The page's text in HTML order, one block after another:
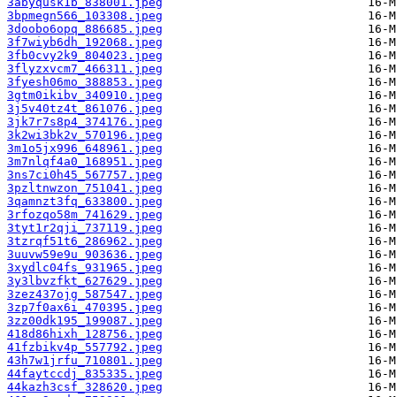
3bpmegn566_103308.jpeg
3doobo6opq_886685.jpeg
3f7wiyb6dh_192068.jpeg
3fb0cvy2k9_804023.jpeg
3flyzxvcm7_466311.jpeg
3fyesh06mo_388853.jpeg
3gtm0ikibv_340910.jpeg
3j5v40tz4t_861076.jpeg
3jk7r7s8p4_374176.jpeg
3k2wi3bk2v_570196.jpeg
3m1o5jx996_648961.jpeg
3m7nlqf4a0_168951.jpeg
3ns7ci0h45_567757.jpeg
3pzltnwzon_751041.jpeg
3qamnzt3fq_633800.jpeg
3rfozqo58m_741629.jpeg
3tyt1r2qji_737119.jpeg
3tzrqf51t6_286962.jpeg
3uuvw59e9u_903636.jpeg
3xydlc04fs_931965.jpeg
3y3lbvzfkt_627629.jpeg
3zez437ojg_587547.jpeg
3zp7f0ax6i_470395.jpeg
3zz00dk195_199087.jpeg
418d86hixh_128756.jpeg
41fzbikv4p_557792.jpeg
43h7w1jrfu_710801.jpeg
44faytccdj_835335.jpeg
44kazh3csf_328620.jpeg